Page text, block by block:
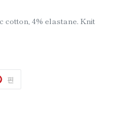
cotton, 4% elastane. Knit
핀